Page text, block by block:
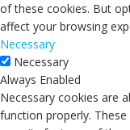
of these cookies. But
affect your browsing
Necessary
Necessary
Always Enabled
Necessary cookies are
function properly.